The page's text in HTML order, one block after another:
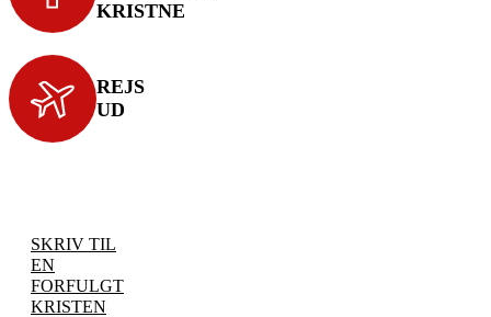
KRISTNE
REJS
UD
SKRIV TIL
EN
FORFULGT
KRISTEN